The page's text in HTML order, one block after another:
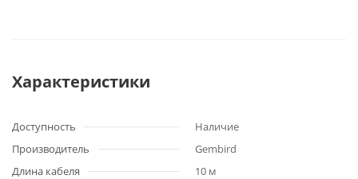
Характеристики
Доступность
Наличие
Производитель
Gembird
Длина кабеля
10 м